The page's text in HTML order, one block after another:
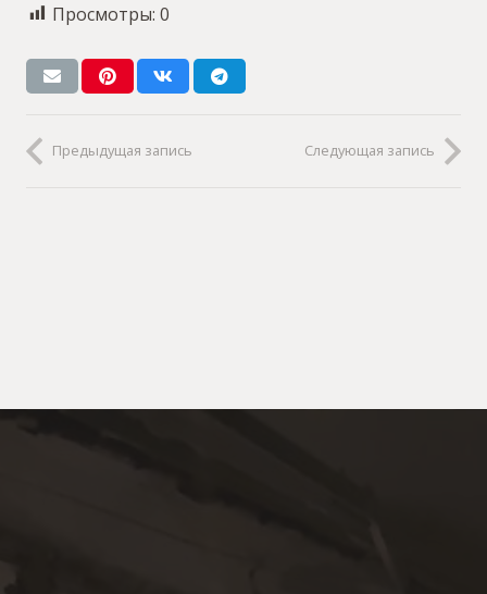
Просмотры: 0
Предыдущая запись Следующая запись